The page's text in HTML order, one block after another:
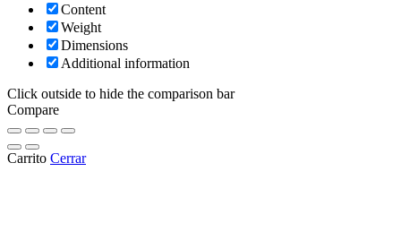
Content
Weight
Dimensions
Additional information
Click outside to hide the comparison bar
Compare
Carrito Cerrar